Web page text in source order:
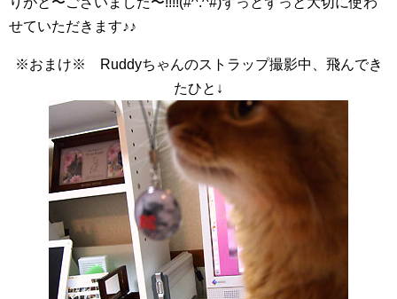
せていただきます♪♪
※おまけ※ Ruddyちゃんのストラップ撮影中、飛んでき
たひと↓